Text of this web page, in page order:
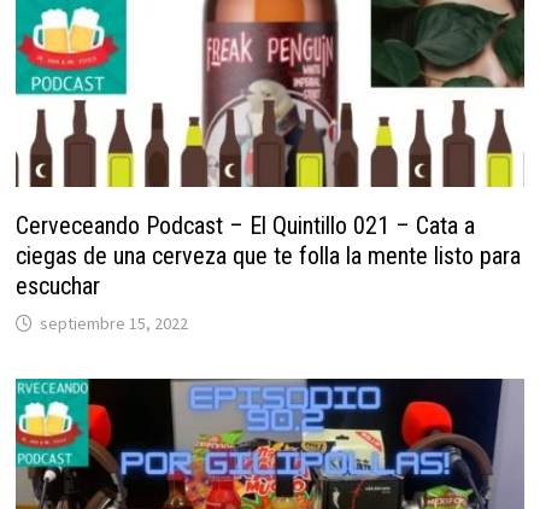
Cerveceando Podcast – El Quintillo 021 – Cata a
ciegas de una cerveza que te folla la mente listo para
escuchar
septiembre 15, 2022